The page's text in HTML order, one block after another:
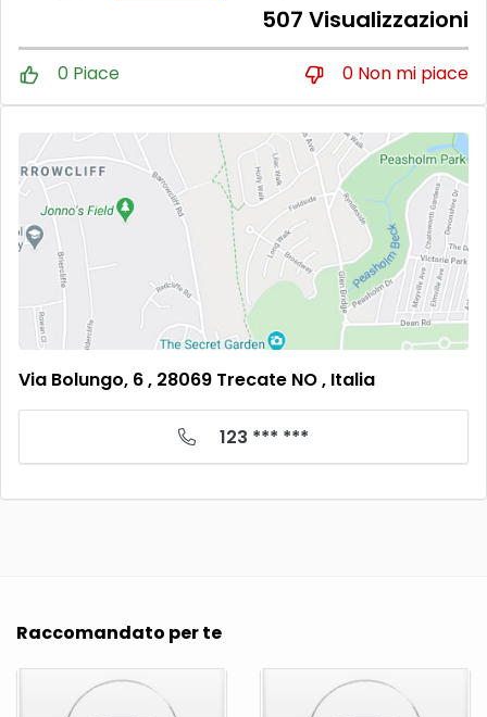
507 Visualizzazioni
0 Piace 0 Non mi piace
Via Bolungo, 6 , 28069 Trecate NO , Italia
123 *** ***
Raccomandato per te